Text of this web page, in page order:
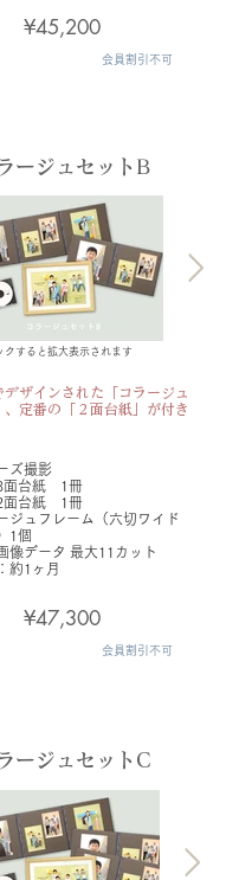
¥45,200
会員割引不可
ージュセットB
すると拡大表示されます
デザインされた「コラージュ
、定番の「２面台紙」が付き
ズ撮影
3面台紙 1冊
2面台紙 1冊
ジュフレーム（六切ワイド
1個
像データ 最大11カット
約1ヶ月
¥47,300
会員割引不可
ージュセットC